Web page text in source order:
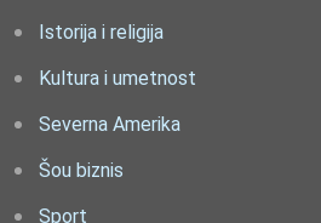
Istorija i religija
Kultura i umetnost
Severna Amerika
Šou biznis
Sport